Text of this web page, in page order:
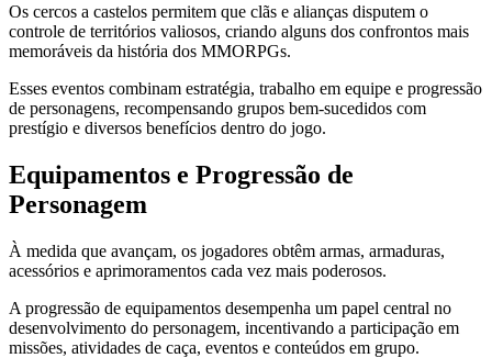
Os cercos a castelos permitem que clãs e alianças disputem o
controle de territórios valiosos, criando alguns dos confrontos mais
memoráveis da história dos MMORPGs.
Esses eventos combinam estratégia, trabalho em equipe e progressão
de personagens, recompensando grupos bem-sucedidos com
prestígio e diversos benefícios dentro do jogo.
Equipamentos e Progressão de
Personagem
À medida que avançam, os jogadores obtêm armas, armaduras,
acessórios e aprimoramentos cada vez mais poderosos.
A progressão de equipamentos desempenha um papel central no
desenvolvimento do personagem, incentivando a participação em
missões, atividades de caça, eventos e conteúdos em grupo.